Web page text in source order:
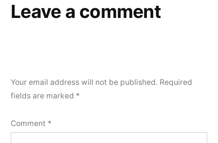
Leave a comment
Your email address will not be published. Required
fields are marked *
Comment *